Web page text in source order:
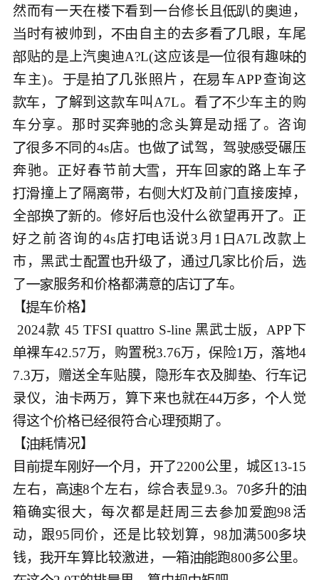
然而有一天在楼 看到 台修长且的迪，
 时有被帅到， 由自主的去看 眼，尾
贴的上汽迪A?L(这应该位有趣
车主)。 拍 张 片， 车APP查询这
 ， 解到这车叫A7L。看 少 主的购
 分享。那时奔念算是摇了。咨询
多同的4s店。 做 试驾，驾驶碾压
奔驰。 好春节前  ， 回路上 子
撞上  隔带，右 大及前 直接废掉，
全换 的。修好后没么欲望再开 。正
之前咨询的4s店 话说3月1  A7L改上
市，黑武士置级  ，通家比后，
了服务和价格都满意店 车。
【价格】
2024款 45 TFSI quattro S-line 黑武士 ，APP下
裸车42.57万，购置税3.76万， 险1  ，地4
7.3，赠送全车贴膜，隐形车衣及脚、行
录仪，油两万，算下来就44 ， 人觉
得这个格已符合心理期了。
【情况】
目提 好月， 了2200公里，城区13-15
左右，高8个左右，综合表显9.3。70升
箱确很 ，每次都是赶 三去加爱98活
动，跟95同价，还是比较划算，98加满500块
钱，开算比较激进，箱跑800公里。